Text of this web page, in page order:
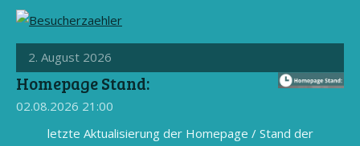
2. August 2026
Homepage Stand:
02.08.2026 21:00
letzte Aktualisierung der Homepage / Stand der